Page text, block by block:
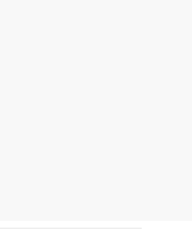
vì an toàn thực phẩm”